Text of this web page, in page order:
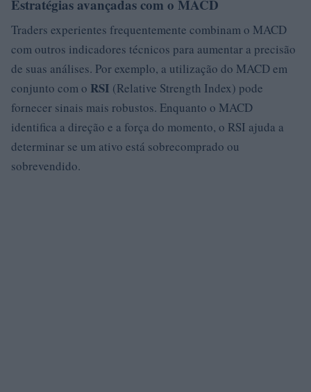
Estratégias avançadas com o MACD
Traders experientes frequentemente combinam o MACD
com outros indicadores técnicos para aumentar a precisão
de suas análises. Por exemplo, a utilização do MACD em
conjunto com o RSI (Relative Strength Index) pode
fornecer sinais mais robustos. Enquanto o MACD
identifica a direção e a força do momento, o RSI ajuda a
determinar se um ativo está sobrecomprado ou
sobrevendido.